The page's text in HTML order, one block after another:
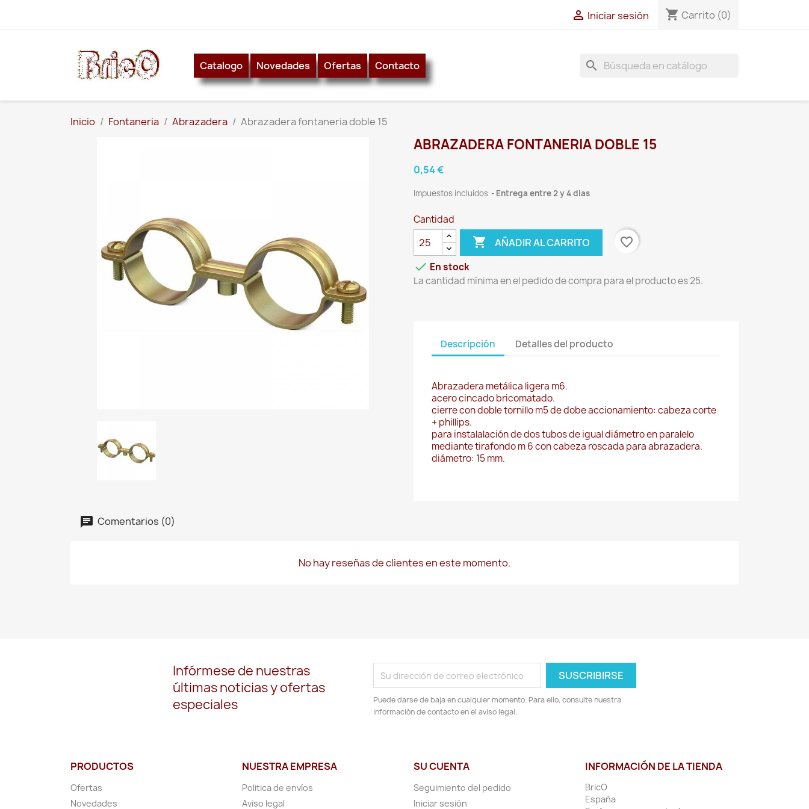
 Iniciar sesión shopping_cart Carrito (0)
Catalogo Novedades Ofertas Contacto search
Inicio Fontaneria Abrazadera Abrazadera fontaneria doble 15
ABRAZADERA FONTANERIA DOBLE 15
0,54 €
Impuestos incluidos Entrega entre 2 y 4 dias
Cantidad
 AÑADIR AL CARRITO
favorite_border
 En stock
La cantidad mínima en el pedido de compra para el producto es 25.
Descripción Detalles del producto
Abrazadera metálica ligera m6.
acero cincado bricomatado.
cierre con doble tornillo m5 de dobe accionamiento: cabeza corte
+ phillips.
para instalalación de dos tubos de igual diámetro en paralelo
mediante tirafondo m 6 con cabeza roscada para abrazadera.
diámetro: 15 mm.
Comentarios (0)
No hay reseñas de clientes en este momento.
Infórmese de nuestras
últimas noticias y ofertas
especiales
Puede darse de baja en cualquier momento. Para ello, consulte nuestra
información de contacto en el aviso legal.
PRODUCTOS
Ofertas
Novedades
NUESTRA EMPRESA
Politica de envíos
Aviso legal
SU CUENTA
Seguimiento del pedido
Iniciar sesión
INFORMACIÓN DE LA TIENDA
BricO
España